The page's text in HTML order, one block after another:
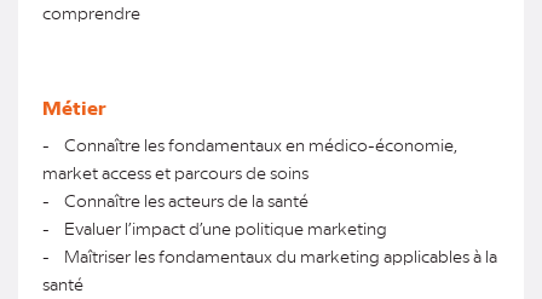
comprendre
Métier
- Connaître les fondamentaux en médico-économie,
market access et parcours de soins
- Connaître les acteurs de la santé
- Evaluer l’impact d’une politique marketing
- Maîtriser les fondamentaux du marketing applicables à la
santé